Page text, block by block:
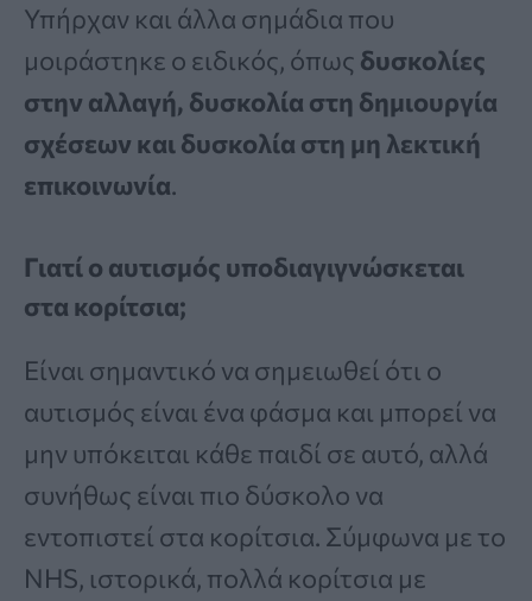
Υπήρχαν και άλλα σημάδια που
μοιράστηκε ο ειδικός, όπως δυσκολίες
στην αλλαγή, δυσκολία στη δημιουργία
σχέσεων και δυσκολία στη μη λεκτική
επικοινωνία.
Γιατί ο αυτισμός υποδιαγιγνώσκεται
στα κορίτσια;
Είναι σημαντικό να σημειωθεί ότι ο
αυτισμός είναι ένα φάσμα και μπορεί να
μην υπόκειται κάθε παιδί σε αυτό, αλλά
συνήθως είναι πιο δύσκολο να
εντοπιστεί στα κορίτσια. Σύμφωνα με το
NHS, ιστορικά, πολλά κορίτσια με